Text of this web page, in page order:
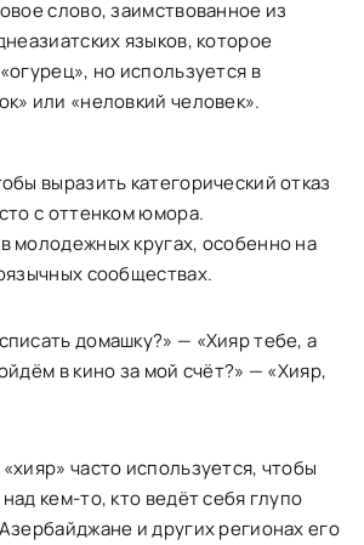
слово, заимствованное из
языков, которое
но используется в
или «неловкий человек».
выразить категорический отказ
с оттенком юмора.
молодежных кругах, особенно на
сообществах.
домашку?» — «Хияр тебе, а
в кино за мой счёт?» — «Хияр,
часто используется, чтобы
кем-то, кто ведёт себя глупо
и других регионах его